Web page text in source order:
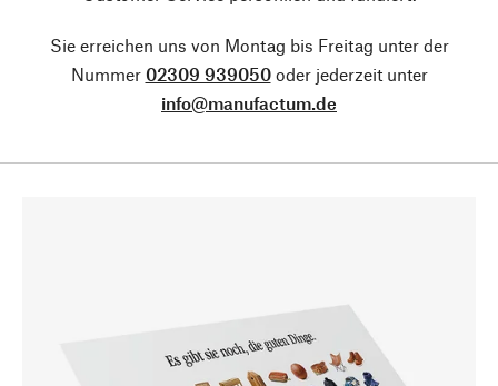
Sie erreichen uns von Montag bis Freitag unter der
Nummer 02309 939050oder jederzeit unter
info@manufactum.de